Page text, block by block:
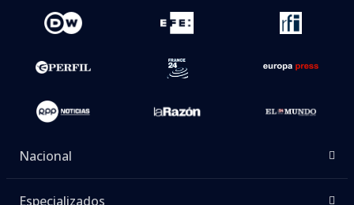
Nacional
Especializados